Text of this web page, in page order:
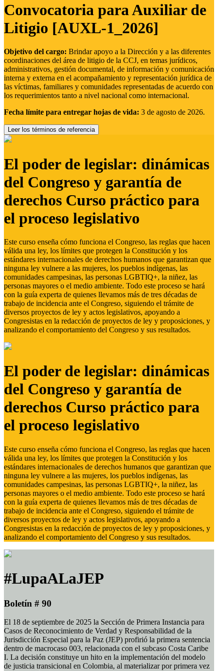
Convocatoria para Auxiliar de
Litigio [AUXL-1_2026]
Objetivo del cargo: Brindar apoyo a la Dirección y a las diferentes
coordinaciones del área de litigio de la CCJ, en temas jurídicos,
administrativos, gestión documental, de información y comunicación
interna y externa en el acompañamiento y representación jurídica de
las víctimas, familiares y comunidades representadas de acuerdo con
los requerimientos tanto a nivel nacional como internacional.
Fecha límite para entregar hojas de vida: 3 de agosto de 2026.
Leer los términos de referencia
El poder de legislar: dinámicas
del Congreso y garantía de
derechos Curso práctico para
el proceso legislativo
Este curso enseña cómo funciona el Congreso, las reglas que hacen
válida una ley, los límites que protegen la Constitución y los
estándares internacionales de derechos humanos que garantizan que
ninguna ley vulnere a las mujeres, los pueblos indígenas, las
comunidades campesinas, las personas LGBTIQ+, la niñez, las
personas mayores o el medio ambiente. Todo este proceso se hará
con la guía experta de quienes llevamos más de tres décadas de
trabajo de incidencia ante el Congreso, siguiendo el trámite de
diversos proyectos de ley y actos legislativos, apoyando a
Congresistas en la redacción de proyectos de ley y proposiciones, y
analizando el comportamiento del Congreso y sus resultados.
El poder de legislar: dinámicas
del Congreso y garantía de
derechos Curso práctico para
el proceso legislativo
Este curso enseña cómo funciona el Congreso, las reglas que hacen
válida una ley, los límites que protegen la Constitución y los
estándares internacionales de derechos humanos que garantizan que
ninguna ley vulnere a las mujeres, los pueblos indígenas, las
comunidades campesinas, las personas LGBTIQ+, la niñez, las
personas mayores o el medio ambiente. Todo este proceso se hará
con la guía experta de quienes llevamos más de tres décadas de
trabajo de incidencia ante el Congreso, siguiendo el trámite de
diversos proyectos de ley y actos legislativos, apoyando a
Congresistas en la redacción de proyectos de ley y proposiciones, y
analizando el comportamiento del Congreso y sus resultados.
#LupaALaJEP
Boletín # 90
El 18 de septiembre de 2025 la Sección de Primera Instancia para
Casos de Reconocimiento de Verdad y Responsabilidad de la
Jurisdicción Especial para la Paz (JEP) profirió la primera sentencia
dentro de macrocaso 003, relacionada con el subcaso Costa Caribe
I. La decisión constituye un hito en la implementación del modelo
de justicia transicional en Colombia, al materializar por primera vez